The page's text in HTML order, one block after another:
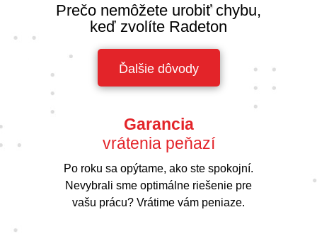
Prečo nemôžete urobiť chybu,
keď zvolíte Radeton
Ďalšie dôvody
Garancia
vrátenia peňazí
Po roku sa opýtame, ako ste spokojní.
Nevybrali sme optimálne riešenie pre
vašu prácu? Vrátime vám peniaze.